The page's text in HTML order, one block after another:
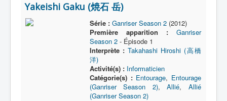
Yakeishi Gaku (焼石 岳)
Série : Ganriser Season 2(2012)
Première apparition :
Ganriser
Season 2- Épisode 1
Interprète : Takahashi Hiroshi (高橋
洋)
Activité(s) : Informaticien
Catégorie(s) : Entourage, Entourage
(Ganriser Season 2),Allié, Allié
(Ganriser Season 2)